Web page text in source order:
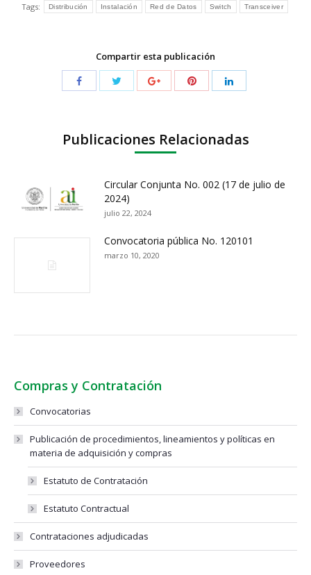
Tags: Distribución Instalación Red de Datos Switch Transceiver
Compartir esta publicación
Publicaciones Relacionadas
Circular Conjunta No. 002 (17 de julio de
2024)
julio 22, 2024
Convocatoria pública No. 120101
marzo 10, 2020
Compras y Contratación
Convocatorias
Publicación de procedimientos, lineamientos y políticas en
materia de adquisición y compras
Estatuto de Contratación
Estatuto Contractual
Contrataciones adjudicadas
Proveedores